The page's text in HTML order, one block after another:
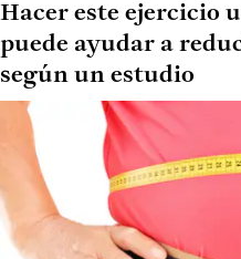
Hacer este ejercicio
puede ayudar a
según un estudio